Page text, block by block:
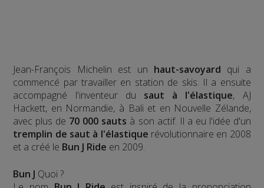
Jean-François Michelin est un haut-savoyard qui a
commencé par travailler en station de skis. Il a ensuite
accompagné l'inventeur du saut à l'élastique, AJ
Hackett, en Normandie, à Bali et en Nouvelle Zélande,
avec plus de 70 000 sauts à son actif. Il a eu l'idée d'un
tremplin de saut à l'élastique révolutionnaire en 2008
et a créé le Bun J Ride en 2009.
Bun J Quoi ?